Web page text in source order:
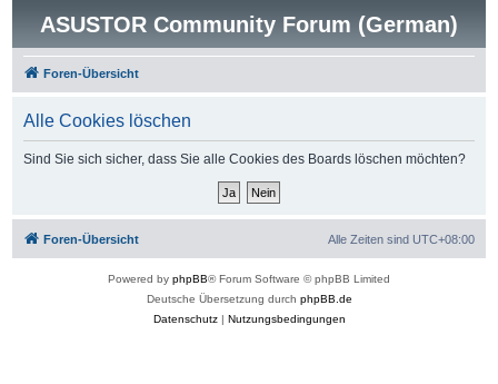
ASUSTOR Community Forum (German)
Foren-Übersicht
Alle Cookies löschen
Sind Sie sich sicher, dass Sie alle Cookies des Boards löschen möchten?
Foren-Übersicht Alle Zeiten sind UTC+08:00
Powered by phpBB® Forum Software © phpBB Limited
Deutsche Übersetzung durch phpBB.de
Datenschutz| Nutzungsbedingungen